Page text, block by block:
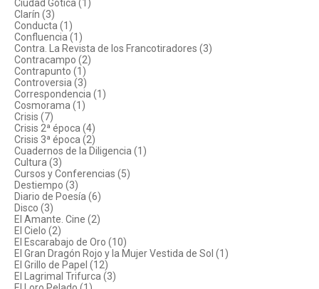
Ciudad Gótica (1)
Clarín (3)
Conducta (1)
Confluencia (1)
Contra. La Revista de los Francotiradores (3)
Contracampo (2)
Contrapunto (1)
Controversia (3)
Correspondencia (1)
Cosmorama (1)
Crisis (7)
Crisis 2ª época (4)
Crisis 3ª época (2)
Cuadernos de la Diligencia (1)
Cultura (3)
Cursos y Conferencias (5)
Destiempo (3)
Diario de Poesía (6)
Disco (3)
El Amante. Cine (2)
El Cielo (2)
El Escarabajo de Oro (10)
El Gran Dragón Rojo y la Mujer Vestida de Sol (1)
El Grillo de Papel (12)
El Lagrimal Trifurca (3)